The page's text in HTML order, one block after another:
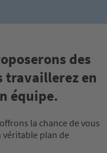
des
travaillerez en
équipe.
la chance de vous
véritable plan de